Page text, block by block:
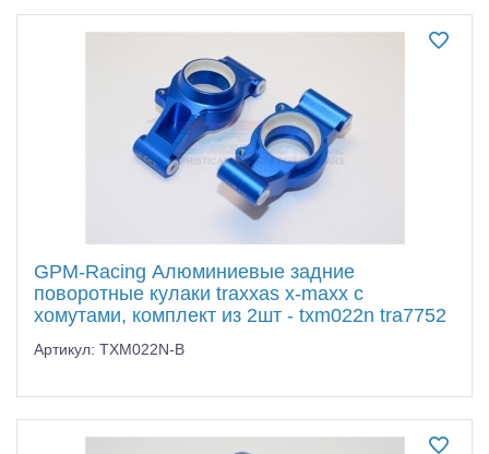
GPM-Racing Алюминиевые задние
поворотные кулаки traxxas x-maxx с
хомутами, комплект из 2шт - txm022n tra7752
Артикул: TXM022N-B